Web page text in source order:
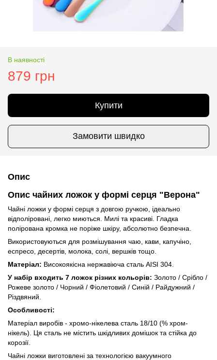
В наявності
879 грн
Купити
Замовити швидко
Опис
Опис чайних ложок у формі серця "Верона"
Чайні ложки у формі серця з довгою ручкою, ідеально
відполіровані, легко миються. Милі та красиві. Гладка
полірована кромка не поріже шкіру, абсолютно безпечна.
Використовуються для розмішування чаю, кави, капучіно,
еспресо, десертів, молока, солі, вершків тощо.
Матеріал: Високоякісна нержавіюча сталь AISI 304.
У набір входить 7 ложок різних кольорів: Золото / Срібло /
Рожеве золото / Чорний / Фіолетовий / Синій / Райдужний /
Різдвяний.
Особливості:
Матеріал виробів - хромо-нікелева сталь 18/10 (% хром-
нікель). Ця сталь не містить шкідливих домішок та стійка до
корозії.
Чайні ложки виготовлені за технологією вакуумного